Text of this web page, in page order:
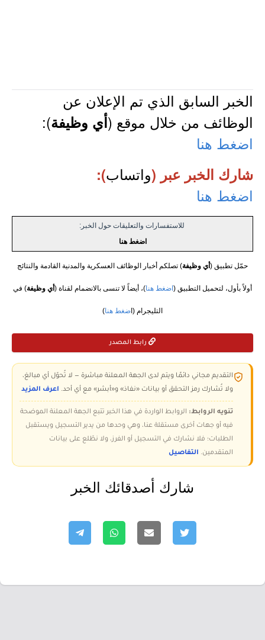
الخبر السابق الذي تم الإعلان عن
الوظائف من خلال موقع (أي وظيفة):
اضغط هنا
شارك الخبر عبر (واتساب):
اضغط هنا
للاستفسارات والتعليقات حول الخبر:
اضغط هنا
حمّل تطبيق ( أي وظيفة) تصلكم أخبار الوظائف العسكرية والمدنية القادمة والنتائج
أولاً بأول، لتحميل التطبيق ( اضغط هنا)، أيضاً لا تنسى بالانضمام لقناة ( أي وظيفة) في
التليجرام (ا ضغط هنا)
رابط المصدر
التقديم مجاني دائمًا ويتم لدى الجهة المعلنة مباشرة — لا تُحوّل أي مبالغ،
ولا تُشارك رمز التحقق أو بيانات «نفاذ» و«أبشر» مع أي أحد. اعرف المزيد
تنويه الروابط: الروابط الواردة في هذا الخبر تتبع الجهة المعلنة الموضحة
فيه أو جهات أخرى مستقلة عنا، وهي وحدها من يدير التسجيل ويستقبل
الطلبات؛ فلا نشارك في التسجيل أو الفرز، ولا نطّلع على بيانات
المتقدمين. التفاصيل
شارك أصدقائك الخبر